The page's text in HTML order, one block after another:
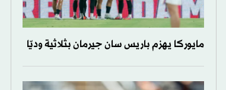
مايوركا يهزم باريس سان جيرمان بثلاثية وديّا